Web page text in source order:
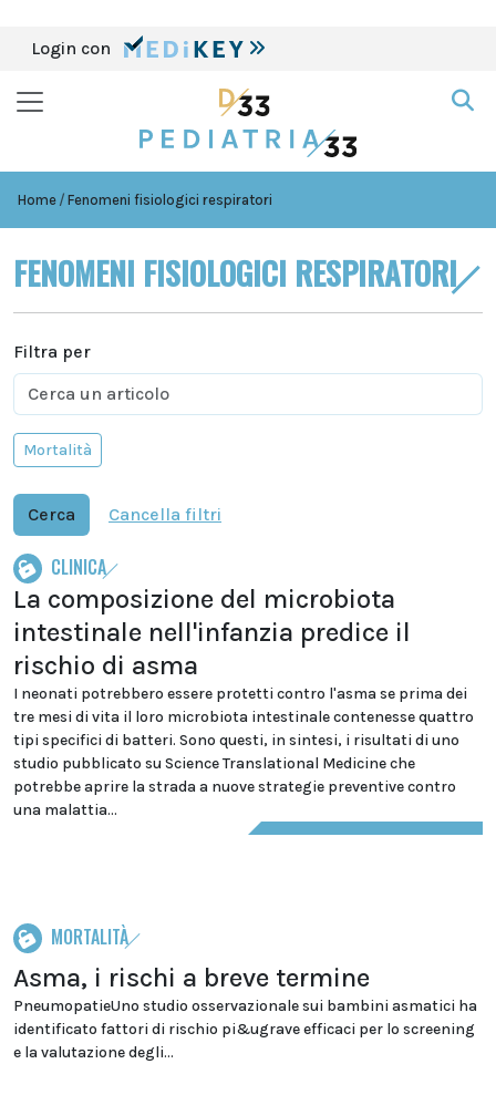
Login con
Home Fenomeni fisiologici respiratori
FENOMENI FISIOLOGICI RESPIRATORI
Filtra per
Mortalità
Cerca Cancella filtri
CLINICA
La composizione del microbiota
intestinale nell'infanzia predice il
rischio di asma
I neonati potrebbero essere protetti contro l'asma se prima dei
tre mesi di vita il loro microbiota intestinale contenesse quattro
tipi specifici di batteri. Sono questi, in sintesi, i risultati di uno
studio pubblicato su Science Translational Medicine che
potrebbe aprire la strada a nuove strategie preventive contro
una malattia...
MORTALITÀ
Asma, i rischi a breve termine
PneumopatieUno studio osservazionale sui bambini asmatici ha
identificato fattori di rischio pi&ugrave efficaci per lo screening
e la valutazione degli...